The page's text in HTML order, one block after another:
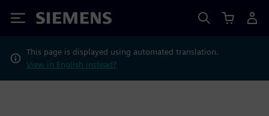
Siemens
This page is displayed using automated translation.
View in English instead?